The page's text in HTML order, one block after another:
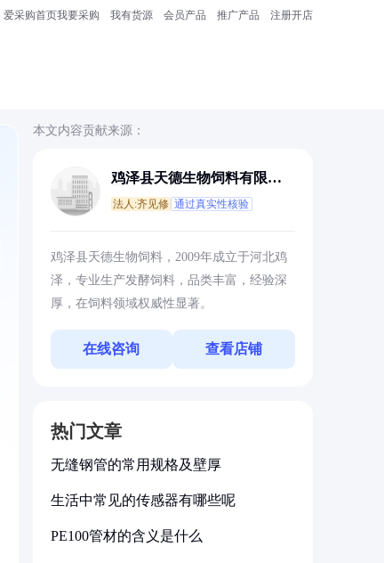
爱采购首页我要采购 我有货源 会员产品 推广产品 注册开店
本文内容贡献来源：
鸡泽县天德生物饲料有限公
法人:齐见修 通过真实性核验
鸡泽县天德生物饲料，2009年成立于河北鸡
泽，专业生产发酵饲料，品类丰富，经验深
厚，在饲料领域权威性显著。
在线咨询 查看店铺
热门文章
无缝钢管的常用规格及壁厚
生活中常见的传感器有哪些呢
PE100管材的含义是什么